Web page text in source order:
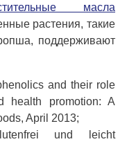
масла
растения, такие
поддерживают
and their role
health promotion: A
April 2013;
und leicht